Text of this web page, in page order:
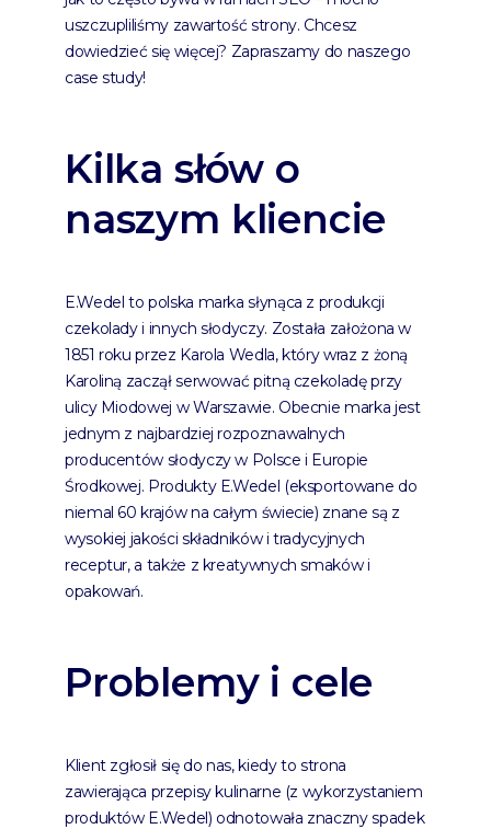
uszczupliliśmy zawartość strony. Chcesz
dowiedzieć się więcej? Zapraszamy do naszego
case study!
Kilka słów o
naszym kliencie
E.Wedel to polska marka słynąca z produkcji
czekolady i innych słodyczy. Została założona w
1851 roku przez Karola Wedla, który wraz z żoną
Karoliną zaczął serwować pitną czekoladę przy
ulicy Miodowej w Warszawie. Obecnie marka jest
jednym z najbardziej rozpoznawalnych
producentów słodyczy w Polsce i Europie
Środkowej. Produkty E.Wedel (eksportowane do
niemal 60 krajów na całym świecie) znane są z
wysokiej jakości składników i tradycyjnych
receptur, a także z kreatywnych smaków i
opakowań.
Problemy i cele
Klient zgłosił się do nas, kiedy to strona
zawierająca przepisy kulinarne (z wykorzystaniem
produktów E.Wedel) odnotowała znaczny spadek